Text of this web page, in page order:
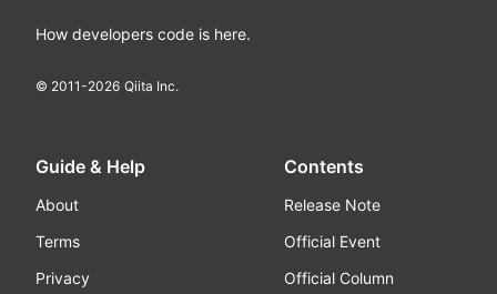
How developers code is here.
© 2011-2026 Qiita Inc.
Guide & Help
About
Terms
Privacy
Contents
Release Note
Official Event
Official Column